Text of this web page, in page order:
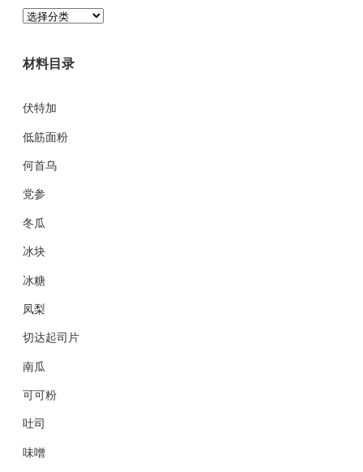
分
录
材料目录
伏特加
低筋面粉
何首乌
党参
冬瓜
冰块
冰糖
凤梨
切达起司片
南瓜
可可粉
吐司
味噌